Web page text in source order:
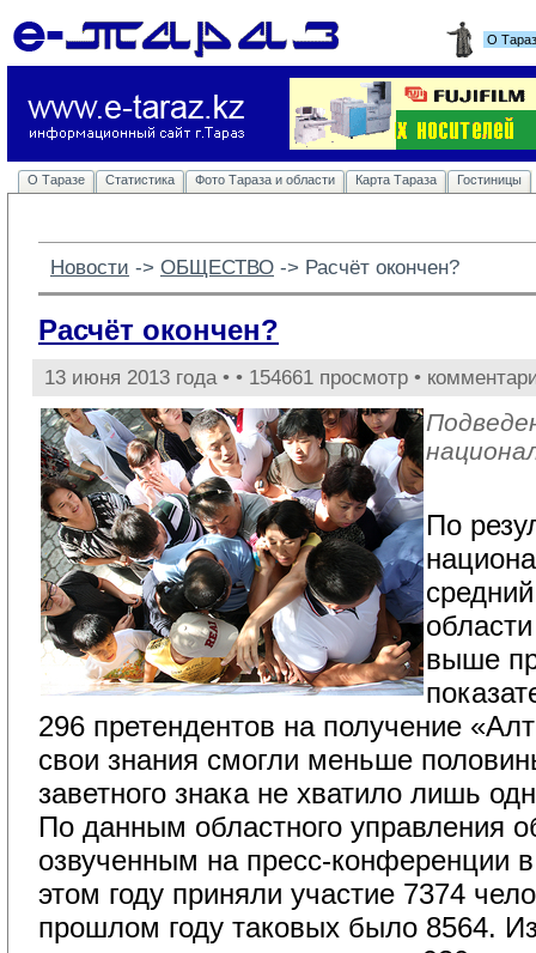
О
О Таразе Статистика Фото Тараза и области Карта Тараза Гостиницы
Новости -> ОБЩЕСТВО -> Расчёт окончен?
Расчёт окончен?
13 июня 2013 года • • 154661 просмотр •
По
выше
296 претендентов на получение
свои знания смогли меньше
заветного знака не хватило лишь
По данным областного управления
озвученным на пресс-конференции
этом году приняли участие 7374
прошлом году таковых было 8564.